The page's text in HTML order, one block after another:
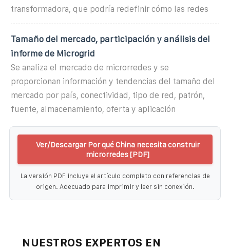
transformadora, que podría redefinir cómo las redes
Tamaño del mercado, participación y análisis del
informe de Microgrid
Se analiza el mercado de microrredes y se
proporcionan información y tendencias del tamaño del
mercado por país, conectividad, tipo de red, patrón,
fuente, almacenamiento, oferta y aplicación
Ver/Descargar Por qué China necesita construir
microrredes [PDF]
La versión PDF incluye el artículo completo con referencias de
origen. Adecuado para imprimir y leer sin conexión.
NUESTROS EXPERTOS EN